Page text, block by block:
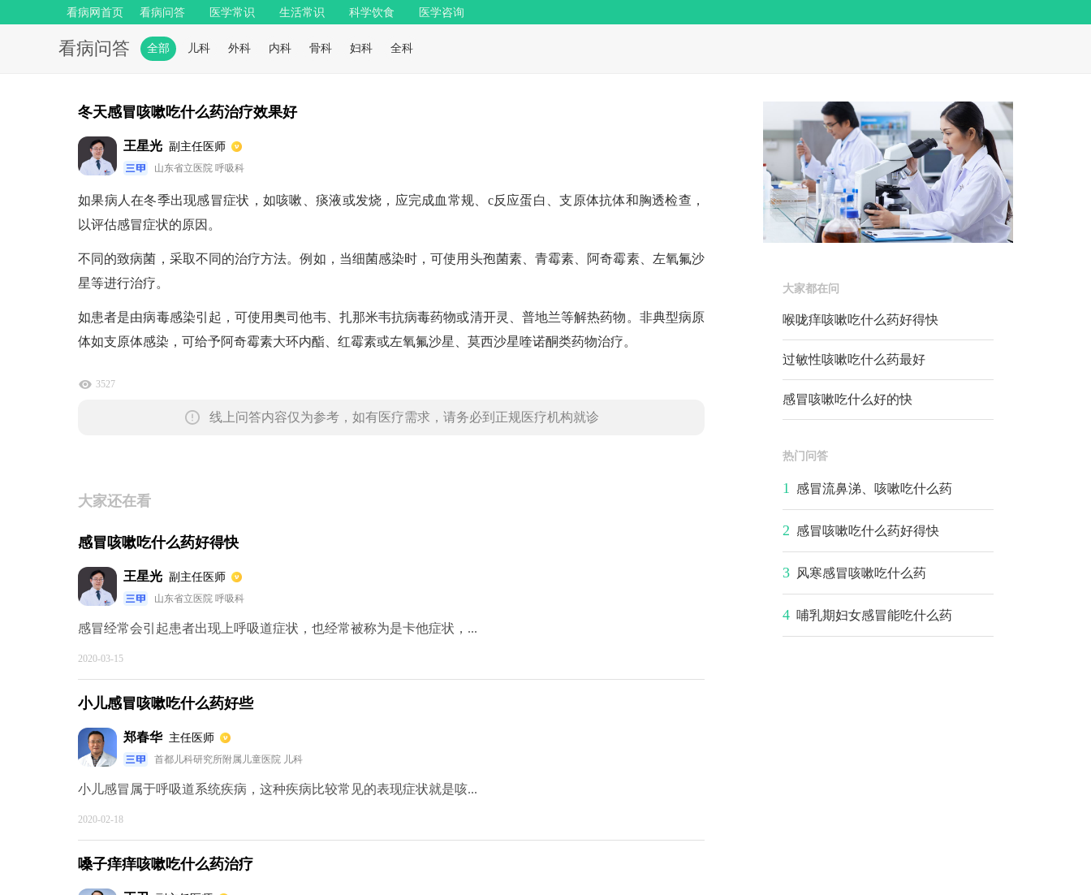
看病网首页 看病问答 医学常识 生活常识 科学饮食 医学咨询
看病问答 全部 儿科 外科 内科 骨科 妇科 全科
冬天感冒咳嗽吃什么药治疗效果好
王星光 副主任医师
山东省立医院 呼吸科
如果病人在冬季出现感冒症状，如咳嗽、痰液或发烧，应完成血常规、c反应蛋白、支原体抗体和胸透检查，
以评估感冒症状的原因。
不同的致病菌，采取不同的治疗方法。例如，当细菌感染时，可使用头孢菌素、青霉素、阿奇霉素、左氧氟沙
星等进行治疗。
如患者是由病毒感染引起，可使用奥司他韦、扎那米韦抗病毒药物或清开灵、普地兰等解热药物。非典型病原
体如支原体感染，可给予阿奇霉素大环内酯、红霉素或左氧氟沙星、莫西沙星喹诺酮类药物治疗。
3527
线上问答内容仅为参考，如有医疗需求，请务必到正规医疗机构就诊
大家还在看
感冒咳嗽吃什么药好得快
王星光 副主任医师
山东省立医院 呼吸科
感冒经常会引起患者出现上呼吸道症状，也经常被称为是卡他症状，...
2020-03-15
小儿感冒咳嗽吃什么药好些
郑春华 主任医师
首都儿科研究所附属儿童医院 儿科
小儿感冒属于呼吸道系统疾病，这种疾病比较常见的表现症状就是咳...
2020-02-18
嗓子痒痒咳嗽吃什么药治疗
大家都在问
喉咙痒咳嗽吃什么药好得快
过敏性咳嗽吃什么药最好
感冒咳嗽吃什么好的快
热门问答
1 感冒流鼻涕、咳嗽吃什么药
2 感冒咳嗽吃什么药好得快
3 风寒感冒咳嗽吃什么药
4 哺乳期妇女感冒能吃什么药